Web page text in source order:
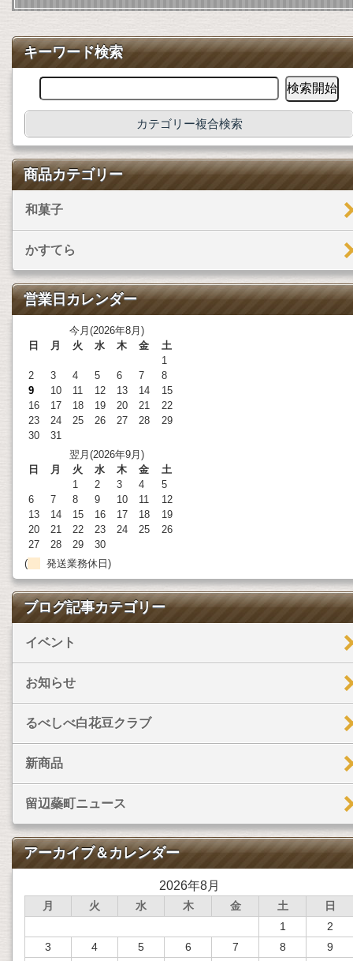
キーワード検索
カテゴリー複合検索
商品カテゴリー
和菓子
かすてら
営業日カレンダー
今月(2026年8月)
日
月 火 水 木 金
土
1
2
3 4 5 6 7
8
9
10 11 12 13 14
15
16
17 18 19 20 21
22
23
24 25 26 27 28
29
30
31
翌月(2026年9月)
日
月 火 水 木 金
土
1
2 3 4
5
6
7 8 9 10 11
12
13
14 15 16 17 18
19
20
21 22 23 24 25
26
27
28 29
30
(
発送業務休日)
ブログ記事カテゴリー
イベント
お知らせ
るべしべ白花豆クラブ
新商品
留辺蘂町ニュース
アーカイブ＆カレンダー
2026年8月
月 火 水 木 金 土
日
1
2
3
4 5 6 7 8 9